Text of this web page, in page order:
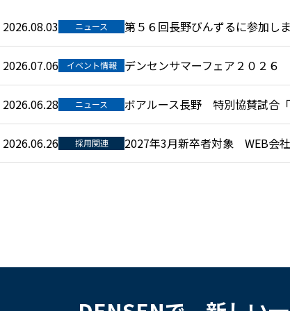
2026.08.03 ニュース 第５６回長野びんずるに参加し
2026.07.06 イベント情報 デンセンサマーフェア２０２６
2026.06.28 ニュース ボアルース長野 特別協賛試合「
2026.06.26 採用関連 2027年3月新卒者対象 WEB会